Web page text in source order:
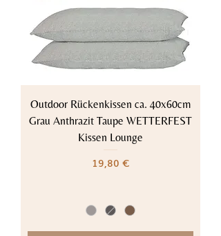
Outdoor Rückenkissen ca. 40x60cm
Grau Anthrazit Taupe WETTERFEST
Kissen Lounge
Preis
19,80 €